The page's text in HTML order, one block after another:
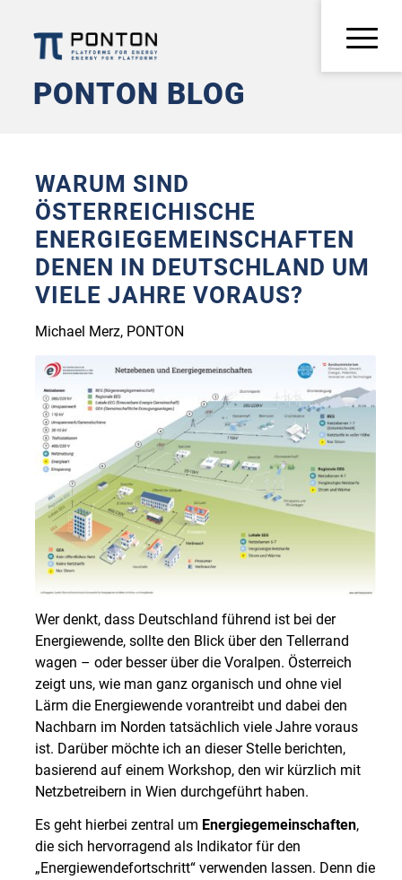
PONTON BLOG
WARUM SIND
ÖSTERREICHISCHE
ENERGIEGEMEINSCHAFTEN
DENEN IN DEUTSCHLAND UM
VIELE JAHRE VORAUS?
Michael Merz, PONTON
Wer denkt, dass Deutschland führend ist bei der
Energiewende, sollte den Blick über den Tellerrand
wagen – oder besser über die Voralpen. Österreich
zeigt uns, wie man ganz organisch und ohne viel
Lärm die Energiewende vorantreibt und dabei den
Nachbarn im Norden tatsächlich viele Jahre voraus
ist. Darüber möchte ich an dieser Stelle berichten,
basierend auf einem Workshop, den wir kürzlich mit
Netzbetreibern in Wien durchgeführt haben.
Es geht hierbei zentral um Energiegemeinschaften,
die sich hervorragend als Indikator für den
„Energiewendefortschritt“ verwenden lassen. Denn die